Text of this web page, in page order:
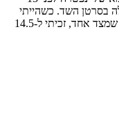
כחולה בסרטן השד. כשהייתי
בת 14.5 היא נפטרה. הייתי הבכורה. זה אומר שמצד אחד, זכיתי ל-14.5